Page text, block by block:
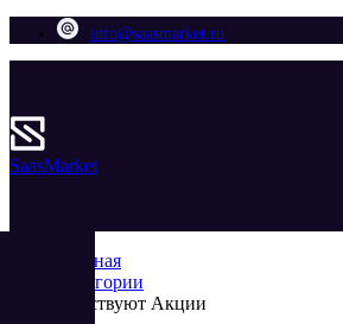
info@saasmarket.ru
SaasMarket
Главная
Категории
Действуют Акции